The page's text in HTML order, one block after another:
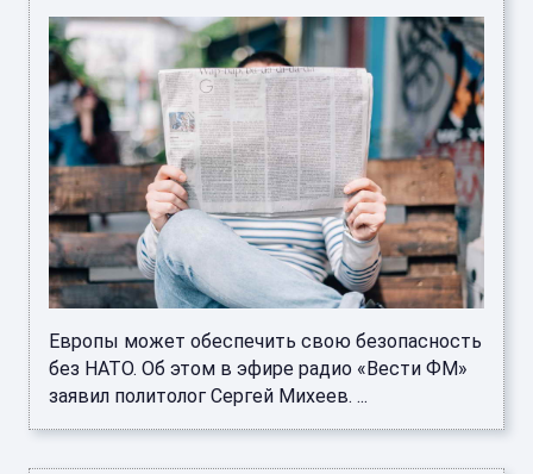
Европы может обеспечить свою безопасность
без НАТО. Об этом в эфире радио «Вести ФМ»
заявил политолог Сергей Михеев. ...